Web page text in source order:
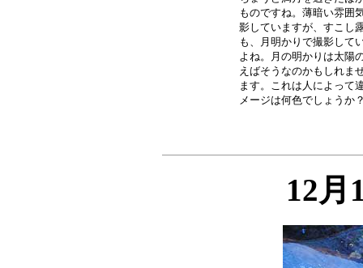
ものですね。薄暗い雰囲
影していますが、すこし
も、月明かりで撮影して
よね。月の明かりは太陽
えばそうなのかもしれま
ます。これは人によって
12月